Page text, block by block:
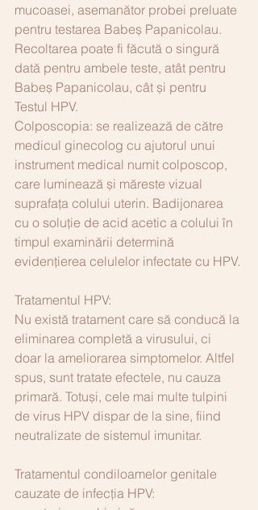
mucoasei, asemanător probei preluate
pentru testarea Babeș Papanicolau.
Recoltarea poate fi făcută o singură
dată pentru ambele teste, atât pentru
Babeș Papanicolau, cât și pentru
Testul HPV.
Colposcopia: se realizează de către
medicul ginecolog cu ajutorul unui
instrument medical numit colposcop,
care luminează și măreste vizual
suprafața colului uterin. Badijonarea
cu o soluție de acid acetic a colului în
timpul examinării determină
evidențierea celulelor infectate cu HPV.
Tratamentul HPV:
Nu există tratament care să conducă la
eliminarea completă a virusului, ci
doar la ameliorarea simptomelor. Altfel
spus, sunt tratate efectele, nu cauza
primară. Totuși, cele mai multe tulpini
de virus HPV dispar de la sine, fiind
neutralizate de sistemul imunitar.
Tratamentul condiloamelor genitale
cauzate de infecția HPV: